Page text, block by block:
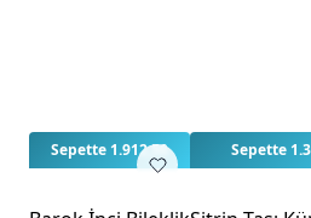
Sepette 1.912,50 Sepette